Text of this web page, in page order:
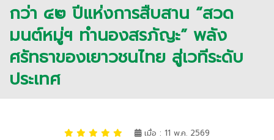
กว่า ๔๒ ปีแห่งการสืบสาน “สวด
มนต์หมู่ฯ ทำนองสรภัญะ” พลัง
ศรัทธาของเยาวชนไทย สู่เวทีระดับ
ประเทศ
เมื่อ : 11 พ.ค. 2569